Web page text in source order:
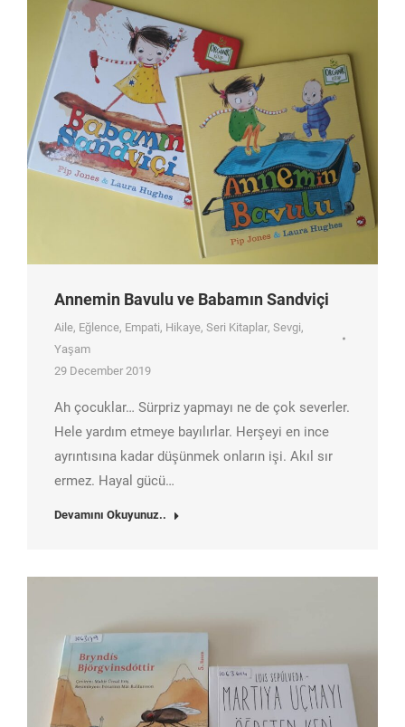
Annemin Bavulu ve Babamın Sandviçi
Aile, Eğlence, Empati, Hikaye, Seri Kitaplar, Sevgi,
Yaşam
29 December 2019
Ah çocuklar… Sürpriz yapmayı ne de çok severler.
Hele yardım etmeye bayılırlar. Herşeyi en ince
ayrıntısına kadar düşünmek onların işi. Akıl sır
ermez. Hayal gücü…
Devamını Okuyunuz..